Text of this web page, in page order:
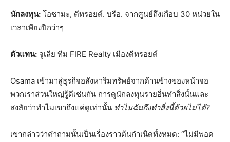
นักลงทุน: โอซามะ, ดีทรอยต์. บรือ. จากศูนย์ถึงเกือบ 30 หน่วยใน
เวลาเพียงปีกว่าๆ
ตัวแทน: จูเลีย ทีม FIRE Realty เมืองดีทรอยต์
Osama เข้ามาสู่ธุรกิจอสังหาริมทรัพย์จากด้านข้างของหน้าจอ
พวกเราส่วนใหญ่รู้ดีเช่นกัน การดูนักลงทุนรายอื่นทำสิ่งนั้นและ
สงสัยว่าทำไมเขาถึงแค่ดูเท่านั้น ทำไมฉันถึงทำสิ่งนี้ด้วยไม่ได้?
เขากล่าวว่าคำถามนั้นเป็นเรื่องราวต้นกำเนิดทั้งหมด: “ไม่มีพอด